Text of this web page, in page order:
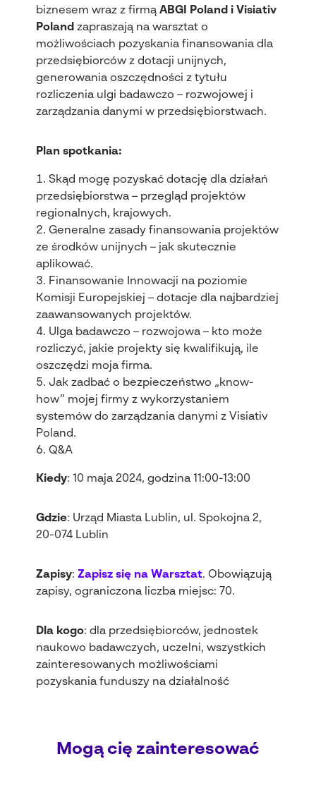
biznesem wraz z firmą ABGI Poland i Visiativ
Poland zapraszają na warsztat o
możliwościach pozyskania finansowania dla
przedsiębiorców z dotacji unijnych,
generowania oszczędności z tytułu
rozliczenia ulgi badawczo – rozwojowej i
zarządzania danymi w przedsiębiorstwach.
Plan spotkania:
Skąd mogę pozyskać dotację dla działań
przedsiębiorstwa – przegląd projektów
regionalnych, krajowych.
Generalne zasady finansowania projektów
ze środków unijnych – jak skutecznie
aplikować.
Finansowanie Innowacji na poziomie
Komisji Europejskiej – dotacje dla najbardziej
zaawansowanych projektów.
Ulga badawczo – rozwojowa – kto może
rozliczyć, jakie projekty się kwalifikują, ile
oszczędzi moja firma.
Jak zadbać o bezpieczeństwo „know-
how” mojej firmy z wykorzystaniem
systemów do zarządzania danymi z Visiativ
Poland.
Q&A
Kiedy: 10 maja 2024, godzina 11:00-13:00
Gdzie: Urząd Miasta Lublin, ul. Spokojna 2,
20-074 Lublin
Zapisy: Zapisz się na Warsztat. Obowiązują
zapisy, ograniczona liczba miejsc: 70.
Dla kogo: dla przedsiębiorców, jednostek
naukowo badawczych, uczelni, wszystkich
zainteresowanych możliwościami
pozyskania funduszy na działalność
Mogą cię zainteresować